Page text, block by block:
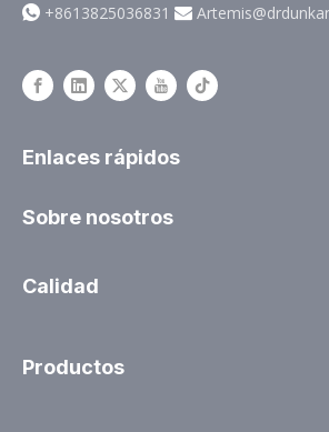
 +8613825036831 
Enlaces rápidos
Sobre nosotros
Calidad
Productos